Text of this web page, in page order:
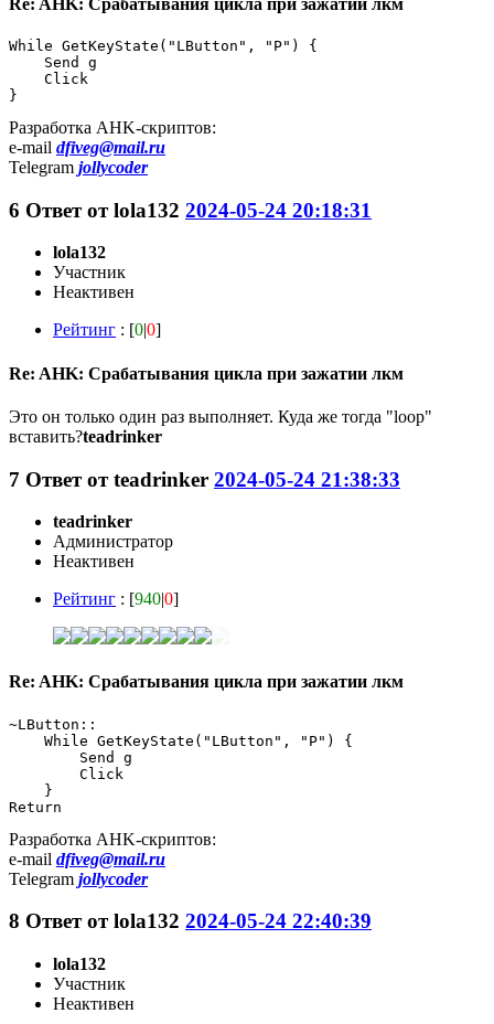
While GetKeyState("LButton", "P") {
    Send g
    Click
}
Разработка AHK-скриптов:
e-mail dfiveg@mail.ru
Telegram jollycoder
6 Ответ отlola132 2024-05-24 20:18:31
lola132
Участник
Неактивен
Рейтинг : [0|0]
Re: AHK: Срабатывания цикла при зажатии лкм
Это он только один раз выполняет. Куда же тогда "loop"
вставить?teadrinker
7 Ответ отteadrinker 2024-05-24 21:38:33
teadrinker
Администратор
Неактивен
Рейтинг : [940|0]
Re: AHK: Срабатывания цикла при зажатии лкм
~LButton::
    While GetKeyState("LButton", "P") {
        Send g
        Click
    }
Return
Разработка AHK-скриптов:
e-mail dfiveg@mail.ru
Telegram jollycoder
8 Ответ отlola132 2024-05-24 22:40:39
lola132
Участник
Неактивен